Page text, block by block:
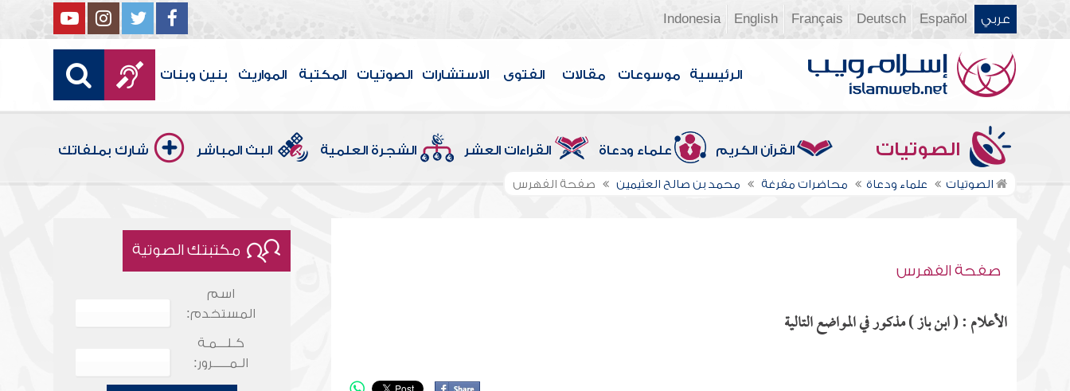
عربي Español
Deutsch
Français
English
Indonesia
الرئيسية موسوعات مقالات الفتوى الاستشارات الصوتيات المكتبة المواريث بنين وبنات
الصوتيات القرآن الكريم علماء ودعاة القراءات العشر الشجرة العلمية البث المباشر شارك بملفاتك
الصوتيات علماء ودعاة محاضرات مفرغة محمد بن صالح العثيمين صفحة الفهرس
صفحة الفهرس
الأعلام : ( ابن باز ) مذكور في المواضع التالية
مكتبتك الصوتية
اسم
المستخدم:
كـلـــمـة
الـمـــــرور: